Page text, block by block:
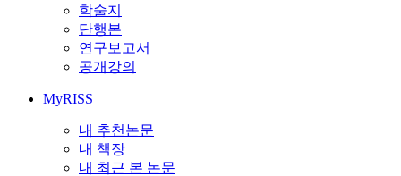
학술지
단행본
연구보고서
공개강의
MyRISS
내 추천논문
내 책장
내 최근 본 논문